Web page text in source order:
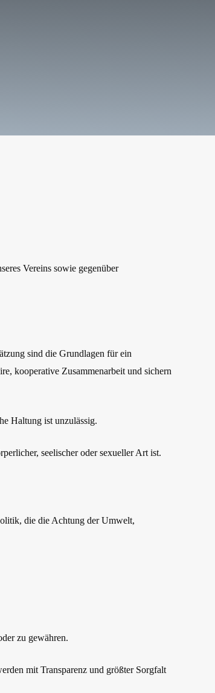
Vereins sowie gegenüber
sind die Grundlagen für ein
kooperative Zusammenarbeit und sichern
Haltung ist unzulässig.
seelischer oder sexueller Art ist.
die die Achtung der Umwelt,
zu gewähren.
mit Transparenz und größter Sorgfalt